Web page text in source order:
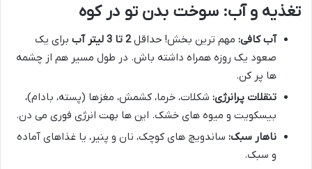
تغذیه و آب: سوخت بدن تو در کوه
آب کافی: مهم ترین بخش! حداقل2 تا 3 لیتر آب
برای یک
صعود یک روزه همراه داشته باش. در طول مسیر هم از چشمه
ها پر کن.
تنقلات پرانرژی: شکلات، خرما، کشمش، مغزها (پسته، بادام)،
بیسکویت و میوه های خشک. این ها بهت انرژی فوری می دن.
ناهار سبک: ساندویچ های کوچک، نان و پنیر، یا غذاهای آماده
و سبک.